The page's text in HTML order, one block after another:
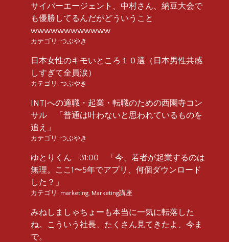
サイバーエージェント、中村さん、納豆大会で
も優勝してるんだがどういうこと
wwwwwwwwwwww
カテゴリ: つぶやき
日本女性のキモいところ１０選（日本男性共感
しすぎて全員涙）
カテゴリ: つぶやき
INTJへの適職・起業・転職のための西園寺コン
サル 「普通は叶わないと思われているものを
追え」
カテゴリ: つぶやき
ゆとりくん 31:00 「今、若者が起業するのは
無理。ここ1〜5年でアプリ、何個ダウンロード
した？」
カテゴリ: marketing, Marketing講座
みねしましゃちょーも本当に一気に転落した
ね。こういう社長、たくさん見てきたよ、今ま
で。